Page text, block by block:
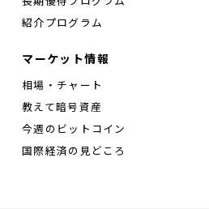
紹介プログラム
マーケット情報
相場・チャート
教えて暗号資産
今週のビットコイン
国際経済の見どころ